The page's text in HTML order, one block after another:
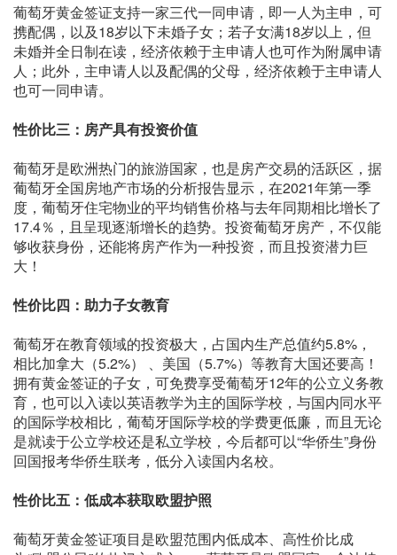
葡萄牙黄金签证支持一家三代一同申请，即一人为主申，可
携配偶，以及18岁以下未婚子女；若子女满18岁以上，但
未婚并全日制在读，经济依赖于主申请人也可作为附属申请
人；此外，主申请人以及配偶的父母，经济依赖于主申请人
也可一同申请。
性价比三：房产具有投资价值
葡萄牙是欧洲热门的旅游国家，也是房产交易的活跃区，据
葡萄牙全国房地产市场的分析报告显示，在2021年第一季
度，葡萄牙住宅物业的平均销售价格与去年同期相比增长了
17.4％，且呈现逐渐增长的趋势。投资葡萄牙房产，不仅能
够收获身份，还能将房产作为一种投资，而且投资潜力巨
大！
性价比四：助力子女教育
葡萄牙在教育领域的投资极大，占国内生产总值约5.8%，
相比加拿大（5.2%） 、美国（5.7%）等教育大国还要高！
拥有黄金签证的子女，可免费享受葡萄牙12年的公立义务教
育，也可以入读以英语教学为主的国际学校，与国内同水平
的国际学校相比，葡萄牙国际学校的学费更低廉，而且无论
是就读于公立学校还是私立学校，今后都可以“华侨生”身份
回国报考华侨生联考，低分入读国内名校。
性价比五：低成本获取欧盟护照
葡萄牙黄金签证项目是欧盟范围内低成本、高性价比成